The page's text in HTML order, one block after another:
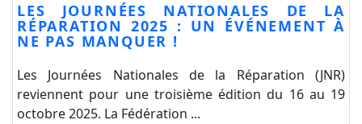
LES JOURNÉES NATIONALES DE LA
RÉPARATION 2025 : UN ÉVÉNEMENT À
NE PAS MANQUER !
Les Journées Nationales de la Réparation (JNR)
reviennent pour une troisième édition du 16 au 19
octobre 2025. La Fédération ...